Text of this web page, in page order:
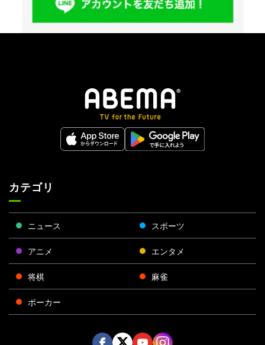
カテゴリ
ニュース スポーツ
アニメ エンタメ
将棋 麻雀
ポーカー